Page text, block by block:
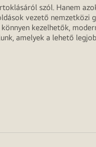
szól. Hanem
vezető nemzetközi
kezelhetők,
amelyek a lehető